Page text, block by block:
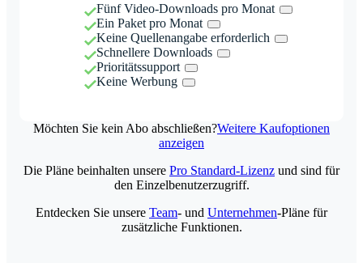
Fünf Video-Downloads pro Monat
Ein Paket pro Monat
Keine Quellenangabe erforderlich
Schnellere Downloads
Prioritätssupport
Keine Werbung
Möchten Sie kein Abo abschließen?Weitere Kaufoptionen
anzeigen
Die Pläne beinhalten unsere Pro Standard-Lizenz und sind für
den Einzelbenutzerzugriff.
Entdecken Sie unsere Team- und Unternehmen-Pläne für
zusätzliche Funktionen.